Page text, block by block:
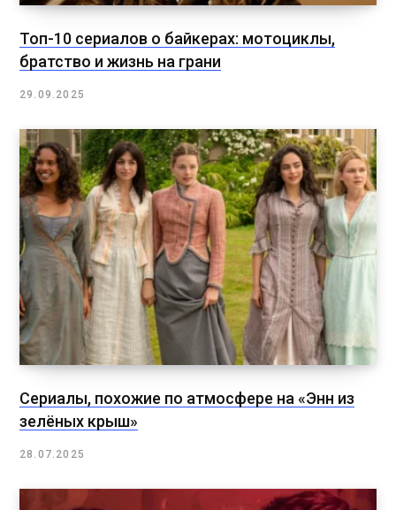
Топ-10 сериалов о байкерах: мотоциклы,
братство и жизнь на грани
29.09.2025
Сериалы, похожие по атмосфере на «Энн из
зелёных крыш»
28.07.2025